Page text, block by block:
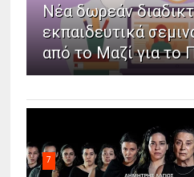
Νέα δωρεάν
εκπαιδευτικά
από το Μαζί για το
7